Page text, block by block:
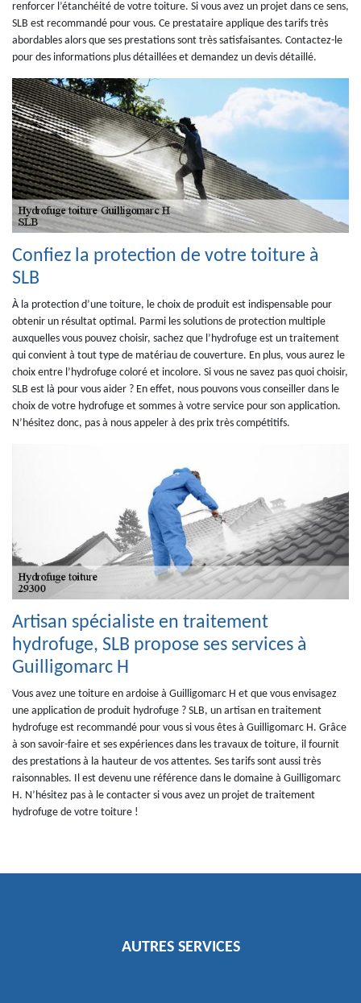
renforcer l’étanchéité de votre toiture. Si vous avez un projet dans ce sens,
SLB est recommandé pour vous. Ce prestataire applique des tarifs très
abordables alors que ses prestations sont très satisfaisantes. Contactez-le
pour des informations plus détaillées et demandez un devis détaillé.
Confiez la protection de votre toiture à
SLB
À la protection d’une toiture, le choix de produit est indispensable pour
obtenir un résultat optimal. Parmi les solutions de protection multiple
auxquelles vous pouvez choisir, sachez que l’hydrofuge est un traitement
qui convient à tout type de matériau de couverture. En plus, vous aurez le
choix entre l’hydrofuge coloré et incolore. Si vous ne savez pas quoi choisir,
SLB est là pour vous aider ? En effet, nous pouvons vous conseiller dans le
choix de votre hydrofuge et sommes à votre service pour son application.
N’hésitez donc, pas à nous appeler à des prix très compétitifs.
Artisan spécialiste en traitement
hydrofuge, SLB propose ses services à
Guilligomarc H
Vous avez une toiture en ardoise à Guilligomarc H et que vous envisagez
une application de produit hydrofuge ? SLB, un artisan en traitement
hydrofuge est recommandé pour vous si vous êtes à Guilligomarc H. Grâce
à son savoir-faire et ses expériences dans les travaux de toiture, il fournit
des prestations à la hauteur de vos attentes. Ses tarifs sont aussi très
raisonnables. Il est devenu une référence dans le domaine à Guilligomarc
H. N’hésitez pas à le contacter si vous avez un projet de traitement
hydrofuge de votre toiture !
AUTRES SERVICES